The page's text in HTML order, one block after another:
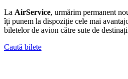
La AirService, urmărim permanent
îți punem la dispoziție cele mai
biletelor de avion către sute de
Caută bilete